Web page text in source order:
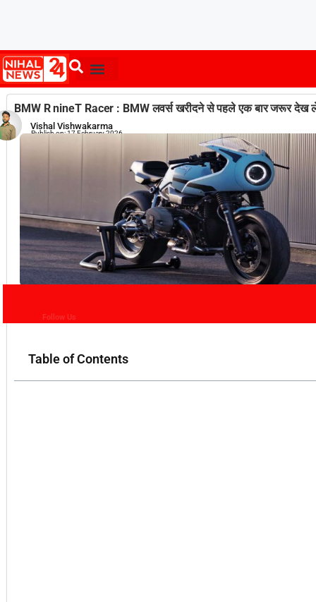
BMW R nineT Racer : BMW लवर्स खरीदने से पहले एक बार जरूर देख ले
Vishal Vishwakarma
Publish on:17 February 2026
Follow Us
Table of Contents